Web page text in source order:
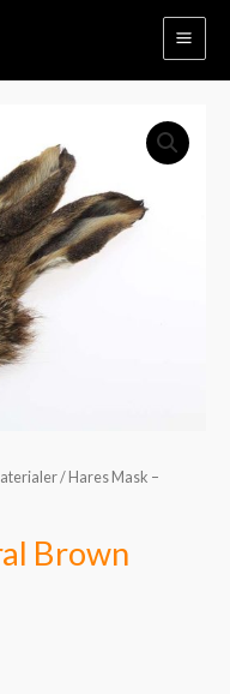
/ Hares Mask –
Brown